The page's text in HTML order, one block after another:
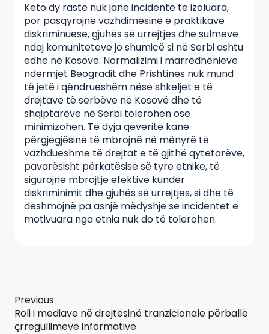
Këto dy raste nuk janë incidente të izoluara,
por pasqyrojnë vazhdimësinë e praktikave
diskriminuese, gjuhës së urrejtjes dhe sulmeve
ndaj komuniteteve jo shumicë si në Serbi ashtu
edhe në Kosovë. Normalizimi i marrëdhënieve
ndërmjet Beogradit dhe Prishtinës nuk mund
të jetë i qëndrueshëm nëse shkeljet e të
drejtave të serbëve në Kosovë dhe të
shqiptarëve në Serbi tolerohen ose
minimizohen. Të dyja qeveritë kanë
përgjegjësinë të mbrojnë në mënyrë të
vazhdueshme të drejtat e të gjithë qytetarëve,
pavarësisht përkatësisë së tyre etnike, të
sigurojnë mbrojtje efektive kundër
diskriminimit dhe gjuhës së urrejtjes, si dhe të
dëshmojnë pa asnjë mëdyshje se incidentet e
motivuara nga etnia nuk do të tolerohen.
Previous
Roli i mediave në drejtësinë tranzicionale përballë
çrregullimeve informative